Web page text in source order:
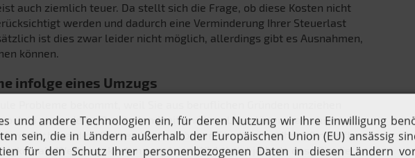
auch ziemlich teuer. Da stellt sich die Frage, ob diese Kosten nicht
werden und dadurch eine Verminderung Ihrer Steuerlast
ist dies zwar leider nicht möglich, allerdings gibt es Ausnahmen,
können.
infolge eines Umzugs
in ein anderes Bundesland mit anderen Lehrplänen, kann hierdurch
werden. Dessen Kosten können Sie dann bei Ihren Einkünften
als Werbungskosten ansetzen. Wichtig ist jedoch, dass Sie die